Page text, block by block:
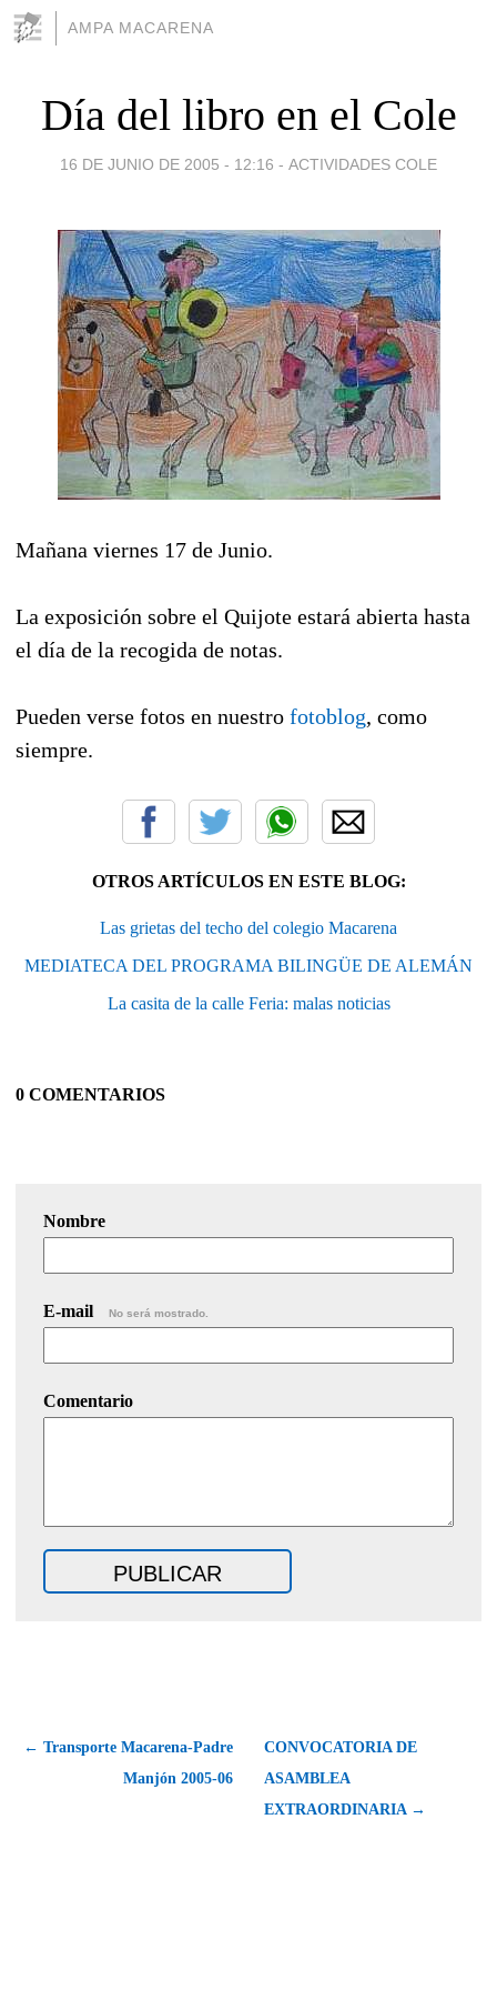
AMPA MACARENA
Día del libro en el Cole
16 DE JUNIO DE 2005 - 12:16 - ACTIVIDADES COLE
Mañana viernes 17 de Junio.
La exposición sobre el Quijote estará abierta hasta
el día de la recogida de notas.
Pueden verse fotos en nuestro fotoblog, como
siempre.
OTROS ARTÍCULOS EN ESTE BLOG:
Las grietas del techo del colegio Macarena
MEDIATECA DEL PROGRAMA BILINGÜE DE ALEMÁN
La casita de la calle Feria: malas noticias
0 COMENTARIOS
Nombre
E-mail No será mostrado.
Comentario
← Transporte Macarena-Padre
Manjón 2005-06
CONVOCATORIA DE
ASAMBLEA
EXTRAORDINARIA →